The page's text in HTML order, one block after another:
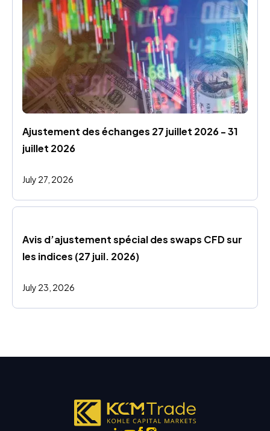
Ajustement des échanges 27 juillet 2026 - 31
juillet 2026
July 27, 2026
Avis d’ajustement spécial des swaps CFD sur
les indices (27 juil. 2026)
July 23, 2026